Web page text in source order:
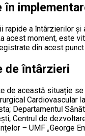
rapide a întârzierilor
acest moment, este
din acest
de întârzieri
de această situație
Departamentul
Centrul de
– UMF „George